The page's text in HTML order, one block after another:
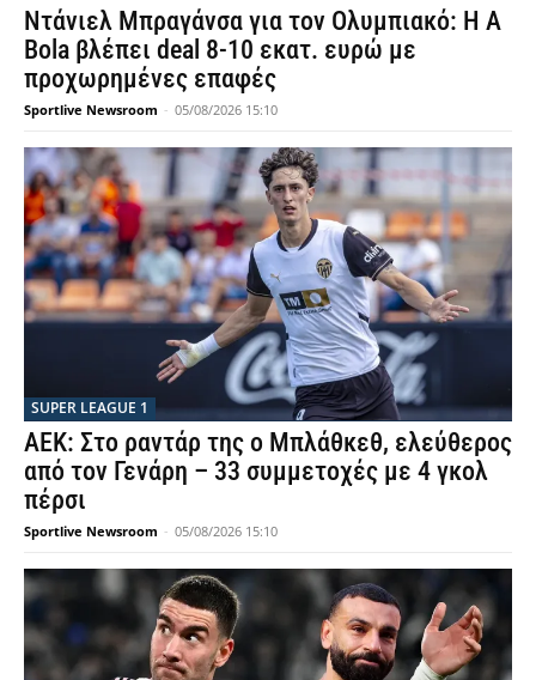
Ντάνιελ Μπραγάνσα για τον Ολυμπιακό: Η A
Bola βλέπει deal 8-10 εκατ. ευρώ με
προχωρημένες επαφές
Sportlive Newsroom - 05/08/2026 15:10
SUPER LEAGUE 1
ΑΕΚ: Στο ραντάρ της ο Μπλάθκεθ, ελεύθερος
από τον Γενάρη – 33 συμμετοχές με 4 γκολ
πέρσι
Sportlive Newsroom - 05/08/2026 15:10